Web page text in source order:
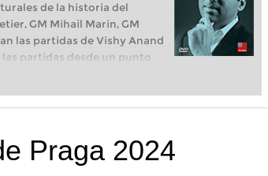
de la historia del
GM Mihail Marin, GM
las partidas de Vishy Anand
partidas desde un punto
el oponente y para jugar
Praga 2024